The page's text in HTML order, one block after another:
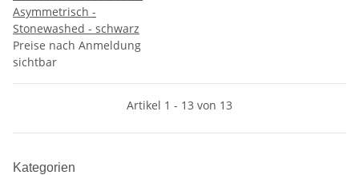
Asymmetrisch -
Stonewashed - schwarz
Preise nach Anmeldung
sichtbar
Artikel 1 - 13 von 13
Kategorien